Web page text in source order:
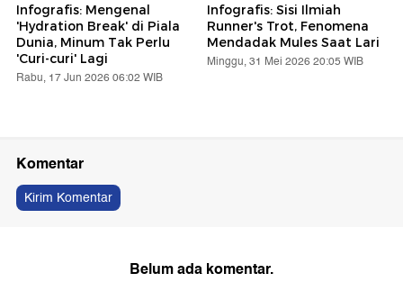
Infografis: Mengenal
'Hydration Break' di Piala
Dunia, Minum Tak Perlu
'Curi-curi' Lagi
Rabu, 17 Jun 2026 06:02 WIB
Infografis: Sisi Ilmiah
Runner's Trot, Fenomena
Mendadak Mules Saat Lari
Minggu, 31 Mei 2026 20:05 WIB
Komentar
Kirim Komentar
Belum ada komentar.